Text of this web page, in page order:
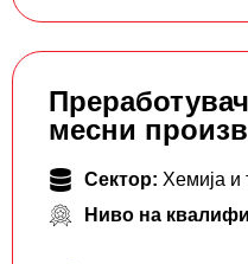
месни
Сектор: Хемија и
Ниво на